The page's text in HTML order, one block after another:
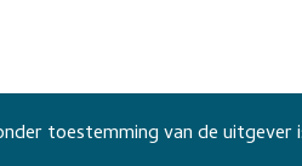
toestemming van de uitgever